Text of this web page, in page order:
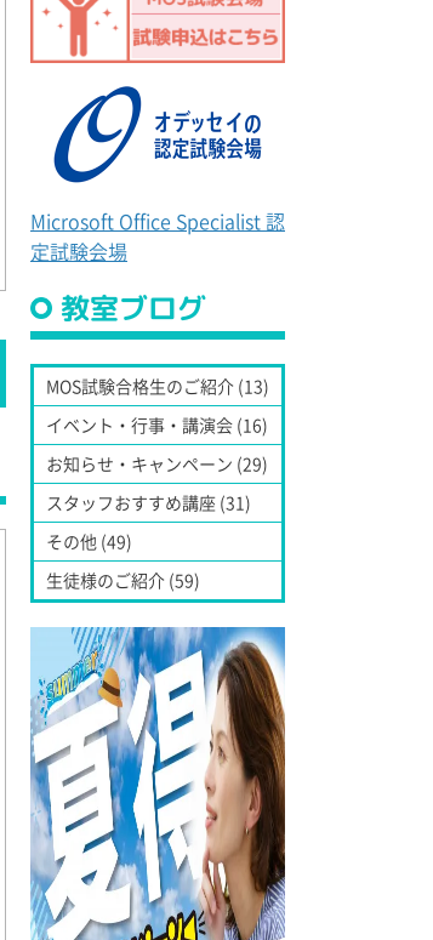
Microsoft Office Specialist 認
定試験会場
教室ブログ
MOS試験合格生のご紹介 (13)
イベント・行事・講演会 (16)
お知らせ・キャンペーン (29)
スタッフおすすめ講座 (31)
その他 (49)
生徒様のご紹介 (59)